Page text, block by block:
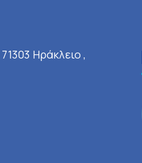
Ηράκλειο ,